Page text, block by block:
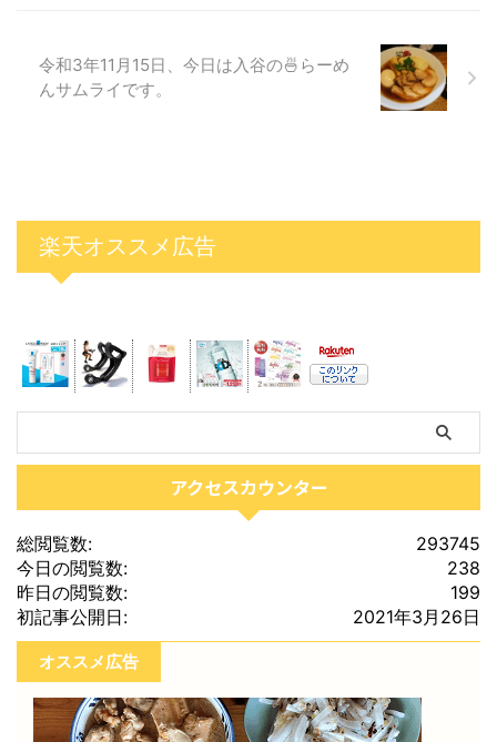
令和3年11月15日、今日は入谷の🍜らーめ
んサムライです。
楽天オススメ広告
アクセスカウンター
293745
総閲覧数:
238
今日の閲覧数:
199
昨日の閲覧数:
2021年3月26日
初記事公開日:
オススメ広告